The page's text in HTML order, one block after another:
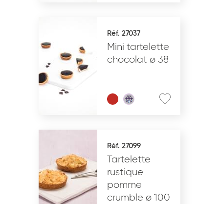
Réf. 27037
Mini tartelette
chocolat ø 38
Réf. 27099
Tartelette
rustique
pomme
crumble ø 100